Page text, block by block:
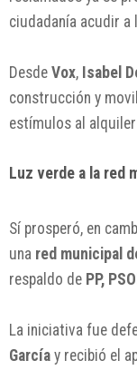
ciudadanía acudir a
Desde Vox, Isabel
construcción y
estímulos al
Luz verde a la red
Sí prosperó, en
una red municipal
respaldo de PP,
La iniciativa fue
García y recibió el